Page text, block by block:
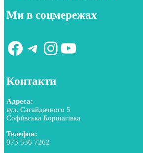
Ми в соцмережах
Facebook
Telegram
Instagram
YouTube
Контакти
Адреса:
вул. Сагайдачного 5
Софіївська Борщагівка
Телефон:
073 536 7262